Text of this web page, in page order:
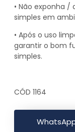
• Não exponha
simples em
• Após o uso
garantir o bom
simples.
CÓD 1164